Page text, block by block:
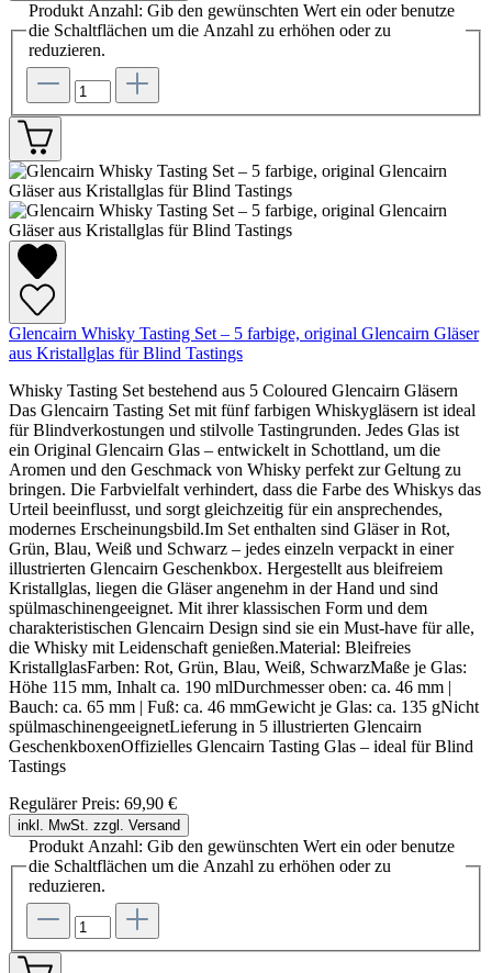
Produkt Anzahl: Gib den gewünschten Wert ein oder benutze
die Schaltflächen um die Anzahl zu erhöhen oder zu
reduzieren.
Glencairn Whisky Tasting Set – 5 farbige, original Glencairn Gläser
aus Kristallglas für Blind Tastings
Whisky Tasting Set bestehend aus 5 Coloured Glencairn Gläsern
Das Glencairn Tasting Set mit fünf farbigen Whiskygläsern ist ideal
für Blindverkostungen und stilvolle Tastingrunden. Jedes Glas ist
ein Original Glencairn Glas – entwickelt in Schottland, um die
Aromen und den Geschmack von Whisky perfekt zur Geltung zu
bringen. Die Farbvielfalt verhindert, dass die Farbe des Whiskys das
Urteil beeinflusst, und sorgt gleichzeitig für ein ansprechendes,
modernes Erscheinungsbild.Im Set enthalten sind Gläser in Rot,
Grün, Blau, Weiß und Schwarz – jedes einzeln verpackt in einer
illustrierten Glencairn Geschenkbox. Hergestellt aus bleifreiem
Kristallglas, liegen die Gläser angenehm in der Hand und sind
spülmaschinengeeignet. Mit ihrer klassischen Form und dem
charakteristischen Glencairn Design sind sie ein Must-have für alle,
die Whisky mit Leidenschaft genießen.Material: Bleifreies
KristallglasFarben: Rot, Grün, Blau, Weiß, SchwarzMaße je Glas:
Höhe 115 mm, Inhalt ca. 190 mlDurchmesser oben: ca. 46 mm |
Bauch: ca. 65 mm | Fuß: ca. 46 mmGewicht je Glas: ca. 135 gNicht
spülmaschinengeeignetLieferung in 5 illustrierten Glencairn
GeschenkboxenOffizielles Glencairn Tasting Glas – ideal für Blind
Tastings
Regulärer Preis: 69,90 €
inkl. MwSt. zzgl. Versand
Produkt Anzahl: Gib den gewünschten Wert ein oder benutze
die Schaltflächen um die Anzahl zu erhöhen oder zu
reduzieren.